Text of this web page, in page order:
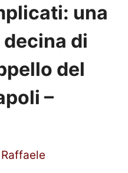
una
di
del
–
Raffaele